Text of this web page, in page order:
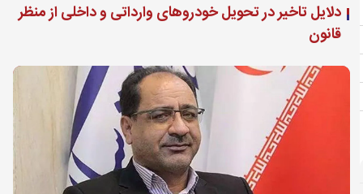
دلایل تاخیر در تحویل خودروهای وارداتی و داخلی از منظر
قانون